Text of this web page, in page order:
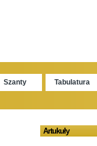
Szanty Tabulatura
Artukuły